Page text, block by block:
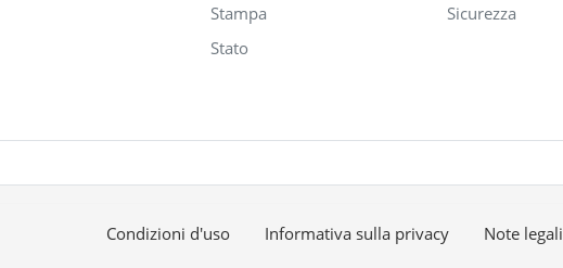
Stampa
Stato
Sicurezza
Condizioni d'uso Informativa sulla privacy Note legali